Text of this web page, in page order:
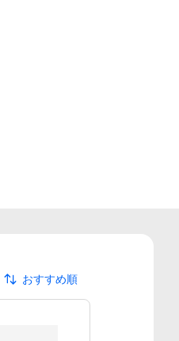
おすすめ順